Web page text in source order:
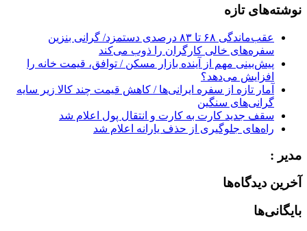
نوشته‌های تازه
عقب‌ماندگی ۶۸ تا ۸۳ درصدی دستمزد/ گرانی بنزین
سفره‌های خالی کارگران را ذوب می‌کند
پیش‌بینی مهم از آینده بازار مسکن / توافق، قیمت خانه را
افزایش می‌دهد؟
آمار تازه از سفره ایرانی‌ها / کاهش قیمت چند کالا زیر سایه
گرانی‌های سنگین
سقف جدید کارت به کارت و انتقال پول اعلام شد
راه‌های جلوگیری از حذف یارانه اعلام شد
مدیر :
آخرین دیدگاه‌ها
بایگانی‌ها